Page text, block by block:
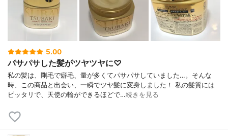
5.00
パサパサした髪がツヤツヤに♡
私の髪は、剛毛で癖毛、量が多くてパサパサしていました…。そんな
時、この商品と出会い、一瞬でツヤ髪に変身しました！ 私の髪質には
ピッタリで、天使の輪ができるほどで…続きを見る